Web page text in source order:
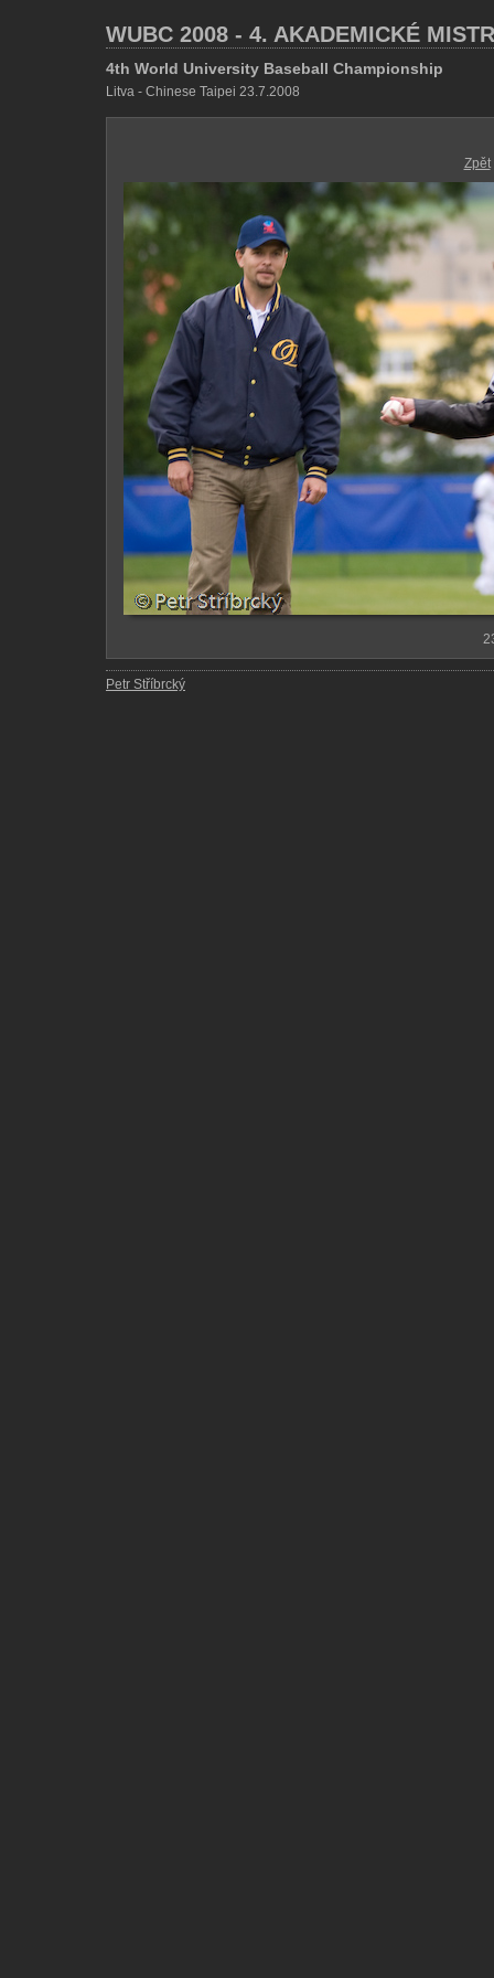
WUBC 2008 - 4. AKADEMICKÉ
4th World University Baseball Championship
Litva - Chinese Taipei 23.7.2008
Zpět
Petr Stříbrcký